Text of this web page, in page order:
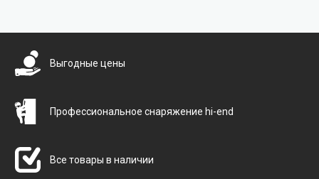
Выгодные цены
Профессиональное снаряжение hi-end
Все товары в наличии